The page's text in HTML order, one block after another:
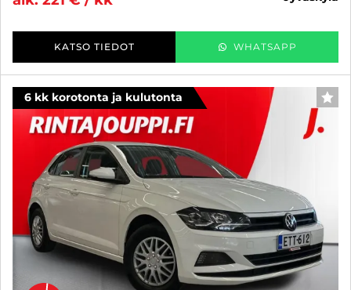
KATSO TIEDOT WHATSAPP
6 kk korotonta ja kulutonta